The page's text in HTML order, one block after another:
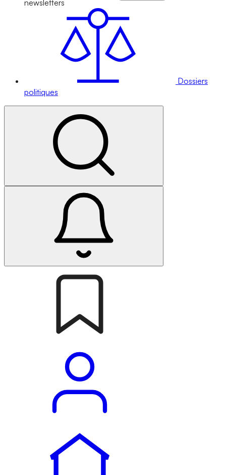
newsletters
Dossiers
politiques